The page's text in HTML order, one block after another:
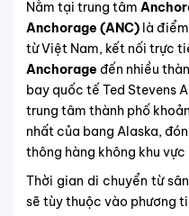
Nằm tại trung tâm
Anchorage (ANC)là điểm
từ Việt Nam, kết nối trực
Anchorage đến nhiều
bay quốc tế Ted Stevens
trung tâm thành phố
nhất của bang Alaska,
thông hàng không khu
Thời gian di chuyển từ
sẽ tùy thuộc vào phương